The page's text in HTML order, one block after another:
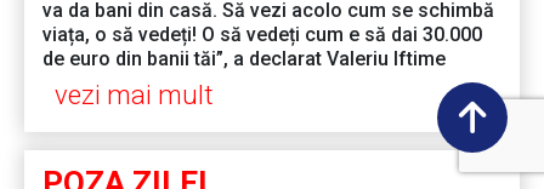
va da bani din casă. Să vezi acolo cum se schimbă
viața, o să vedeți! O să vedeți cum e să dai 30.000
de euro din banii tăi”, a declarat Valeriu Iftime
vezi mai mult